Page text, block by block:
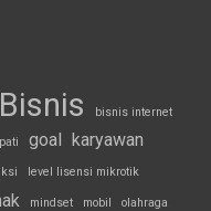
Bisnis bisnis internet
goal karyawan
level lisensi mikrotik
mindset mobil olahraga